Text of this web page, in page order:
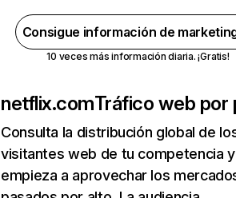
Consigue información de
10 veces más información diaria. ¡Gratis!
netflix.comTráfico web por
Consulta la distribución global de
visitantes web de tu competencia y
empieza a aprovechar los